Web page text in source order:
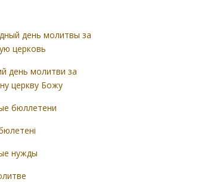
день молитвы за
церковь
день молитви за
церкву Божу
бюллетени
нужды